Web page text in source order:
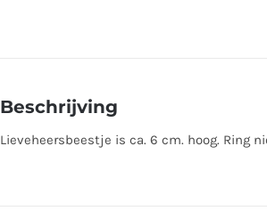
Beschrijving
Lieveheersbeestje is ca. 6 cm. hoog. Ring